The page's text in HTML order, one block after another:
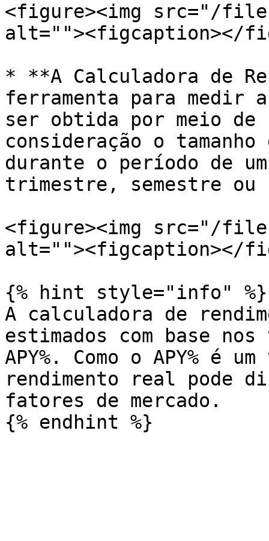
<figure><img src="/files/
alt=""><figcaption></
* **A Calculadora de
ferramenta para medir
ser obtida por meio de
consideração o
durante o período de
trimestre, semestre ou
<figure><img src="/files/
alt=""><figcaption></
{% hint style="info" %}
A calculadora de
estimados com base
APY%. Como o APY% é
rendimento real pode
fatores de mercado.